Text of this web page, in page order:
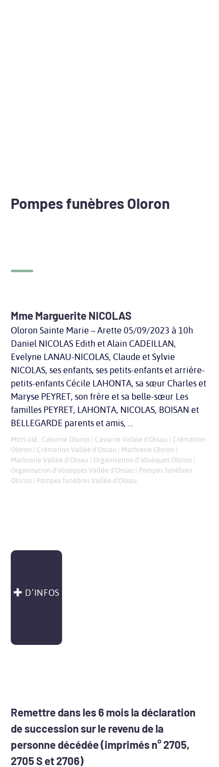
Pompes funèbres Oloron
Mme Marguerite NICOLAS
Oloron Sainte Marie – Arette 05/09/2023 à 10h
Daniel NICOLAS Edith et Alain CADEILLAN,
Evelyne LANAU-NICOLAS, Claude et Sylvie
NICOLAS, ses enfants, ses petits-enfants et arrière-
petits-enfants Cécile LAHONTA, sa sœur Charles et
Maryse PEYRET, son frère et sa belle-sœur Les
familles PEYRET, LAHONTA, NICOLAS, BOISAN et
BELLEGARDE parents et amis, …
Mots-clé : Cavurne Oloron Cavurne Vallée d’Ossau
Crémation
Oloron
Crémation Vallée d’Ossau Marbrerie Oloron
Marbrerie Vallée d’Ossau
Organisation d'obsèques Oloron
Organisation d'obsèques Vallée d’Ossau
Pompes funèbres
Oloron
Pompes funèbres Vallée d’Ossau
D’INFOS
Remettre dans les 6 mois la déclaration
de succession sur le revenu de la
personne décédée (imprimés n° 2705,
2705 S et 2706)